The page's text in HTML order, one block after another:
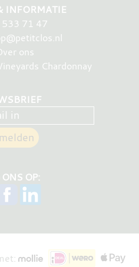
INFORMATIE
71 47
ons
Chardonnay
ONS OP: